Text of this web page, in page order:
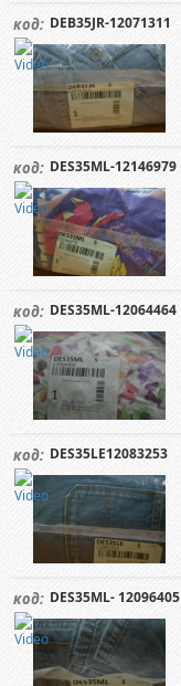
код: DEB35JR-12071311
код: DES35ML-12146979
код: DES35ML-12064464
код: DES35LE12083253
код: DES35ML- 12096405